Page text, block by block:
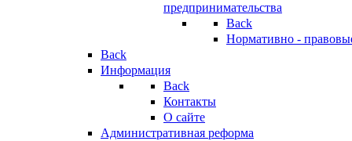
предпринимательства
Back
Нормативно -
Back
Информация
Back
Контакты
О сайте
Административная реформа